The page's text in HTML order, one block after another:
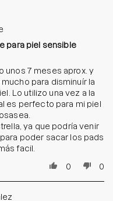
para piel sensible
unos 7 meses aprox. y
para disminuír la
Lo utilizo una vez a la
es perfecto para mi piel
ya que podría venir
poder sacar los pads
facil.
0
0